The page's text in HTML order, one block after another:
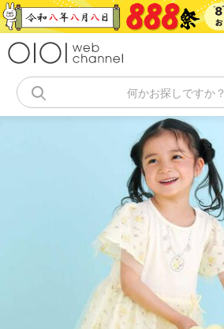
コ
ン
キ
何かお探しですか？